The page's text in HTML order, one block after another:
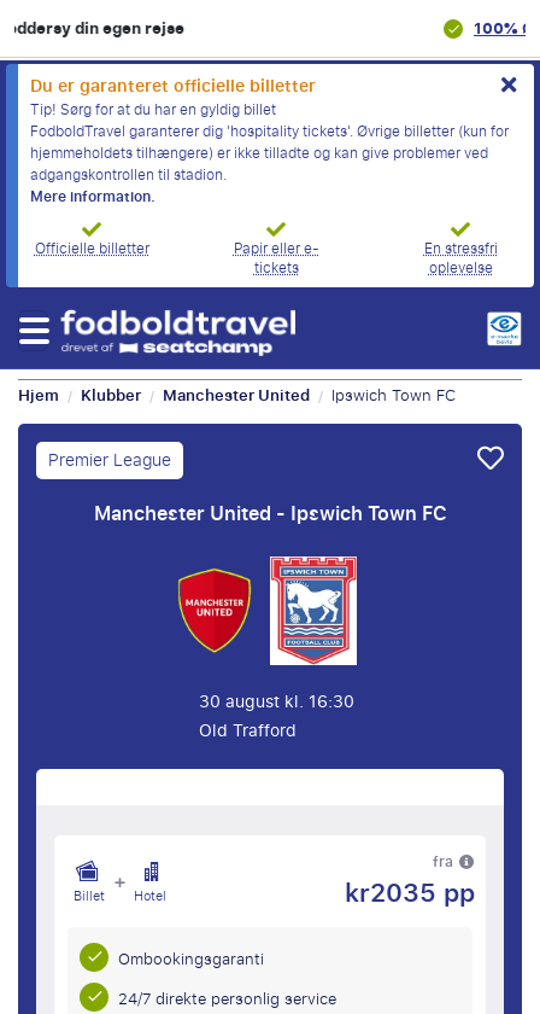
100% Økonomisk beskyttelse
Du er garanteret officielle billetter
Tip! Sørg for at du har en gyldig billet
FodboldTravel garanterer dig 'hospitality tickets'. Øvrige billetter (kun for
hjemmeholdets tilhængere) er ikke tilladte og kan give problemer ved
adgangskontrollen til stadion.
Mere information.
Officielle billetter
Papir eller e-
tickets
En stressfri
oplevelse
Hjem / Klubber / Manchester United / Ipswich Town FC
Premier League
Manchester United - Ipswich Town FC
30 august kl. 16:30
Old Trafford
Billet + Hotel
fra
kr2035 pp
Ombookingsgaranti
24/7 direkte personlig service